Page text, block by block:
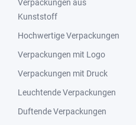
Verpackungen aus
Kunststoff
Hochwertige Verpackungen
Verpackungen mit Logo
Verpackungen mit Druck
Leuchtende Verpackungen
Duftende Verpackungen